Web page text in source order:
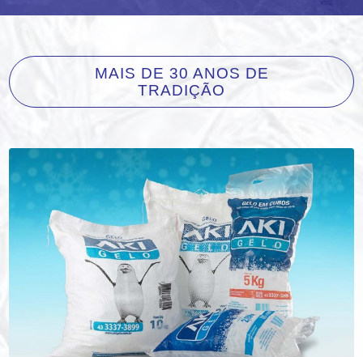
MAIS DE 30 ANOS DE
TRADIÇÃO